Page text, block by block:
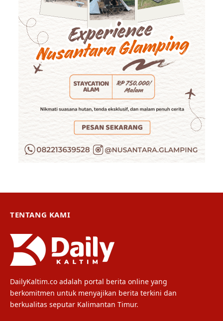
TENTANG KAMI
DailyKaltim.co adalah portal berita online yang
berkomitmen untuk menyajikan berita terkini dan
berkualitas seputar Kalimantan Timur.